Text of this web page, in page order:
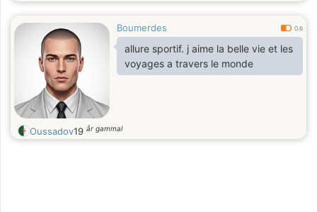
Boumerdes 0.6
allure sportif. j aime la belle vie et les
voyages a travers le monde
Oussadov19 år gammal